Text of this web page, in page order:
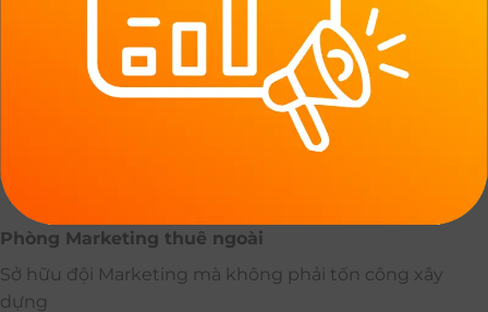
Phòng Marketing thuê ngoài
Sở hữu đội Marketing mà không phải tốn công xây
dựng